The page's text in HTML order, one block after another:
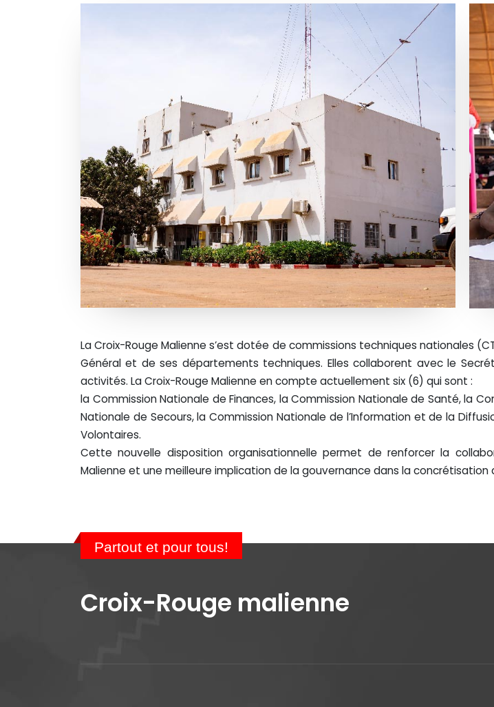
La Croix-Rouge Malienne s’est dotée de commissions techniques nationales
Général et de ses départements techniques. Elles collaborent avec le
activités. La Croix-Rouge Malienne en compte actuellement six (6) qui sont :
la Commission Nationale de Finances, la Commission Nationale de Santé, la
Nationale de Secours, la Commission Nationale de l’Information et de la
Volontaires.
Cette nouvelle disposition organisationnelle permet de renforcer la
Malienne et une meilleure implication de la gouvernance dans la
Partout et pour tous!
Croix-Rouge malienne